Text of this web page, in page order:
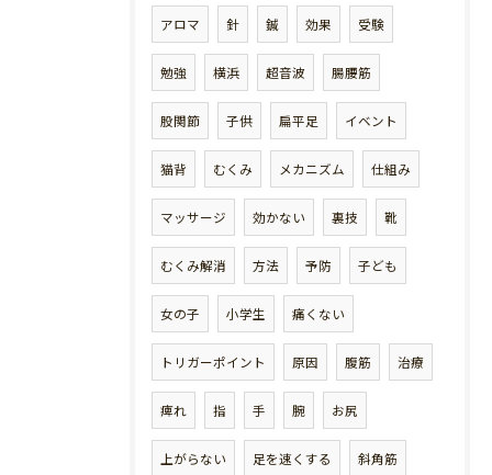
アロマ 針 鍼 効果 受験
勉強 横浜 超音波 腸腰筋
股関節 子供 扁平足 イベント
猫背 むくみ メカニズム 仕組み
マッサージ 効かない 裏技 靴
むくみ解消 方法 予防 子ども
女の子 小学生 痛くない
トリガーポイント 原因 腹筋 治療
痺れ 指 手 腕 お尻
上がらない 足を速くする 斜角筋